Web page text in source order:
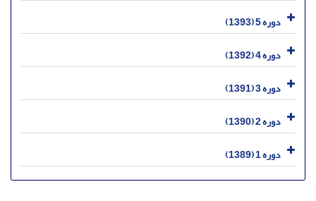
دوره 5 (1393)
دوره 4 (1392)
دوره 3 (1391)
دوره 2 (1390)
دوره 1 (1389)